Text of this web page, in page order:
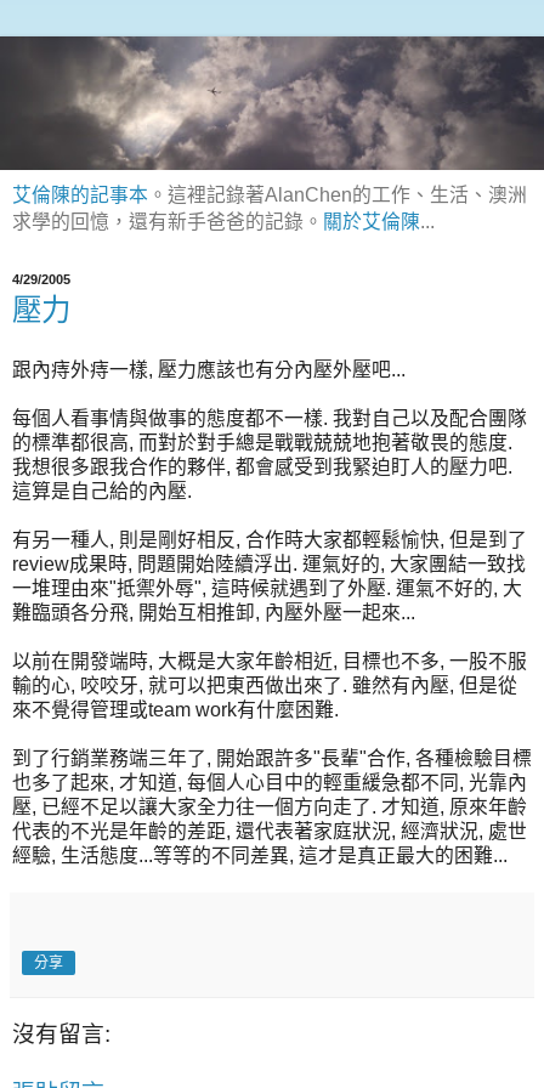
艾倫陳的記事本 。這裡記錄著AlanChen的工作、生活、澳洲
求學的回憶，還有新手爸爸的記錄。 關於艾倫陳...
4/29/2005
壓力
跟內痔外痔一樣, 壓力應該也有分內壓外壓吧...
每個人看事情與做事的態度都不一樣. 我對自己以及配合團隊
的標準都很高, 而對於對手總是戰戰兢兢地抱著敬畏的態度.
我想很多跟我合作的夥伴, 都會感受到我緊迫盯人的壓力吧.
這算是自己給的內壓.
有另一種人, 則是剛好相反, 合作時大家都輕鬆愉快, 但是到了
review成果時, 問題開始陸續浮出. 運氣好的, 大家團結一致找
一堆理由來"抵禦外辱", 這時候就遇到了外壓. 運氣不好的, 大
難臨頭各分飛, 開始互相推卸, 內壓外壓一起來...
以前在開發端時, 大概是大家年齡相近, 目標也不多, 一股不服
輸的心, 咬咬牙, 就可以把東西做出來了. 雖然有內壓, 但是從
來不覺得管理或team work有什麼困難.
到了行銷業務端三年了, 開始跟許多"長輩"合作, 各種檢驗目標
也多了起來, 才知道, 每個人心目中的輕重緩急都不同, 光靠內
壓, 已經不足以讓大家全力往一個方向走了. 才知道, 原來年齡
代表的不光是年齡的差距, 還代表著家庭狀況, 經濟狀況, 處世
經驗, 生活態度...等等的不同差異, 這才是真正最大的困難...
分享
沒有留言: